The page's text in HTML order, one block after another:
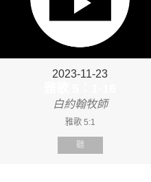
2023-11-23
白約翰牧師
雅歌 5:1
聽